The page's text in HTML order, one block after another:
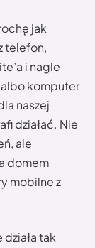
jak
telefon,
i nagle
komputer
naszej
działać. Nie
ale
domem
mobilne z
tak